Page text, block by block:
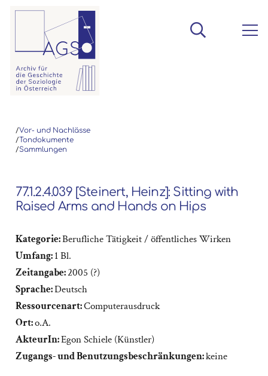
/Vor- und Nachlässe
/Tondokumente
/Sammlungen
77.1.2.4.039 [Steinert, Heinz]: Sitting with
Raised Arms and Hands on Hips
Kategorie:Berufliche Tätigkeit / öffentliches Wirken
Umfang:1 Bl.
Zeitangabe:2005 (?)
Sprache:Deutsch
Ressourcenart:Computerausdruck
Ort:o.A.
AkteurIn:Egon Schiele (Künstler)
Zugangs- und Benutzungsbeschränkungen:keine